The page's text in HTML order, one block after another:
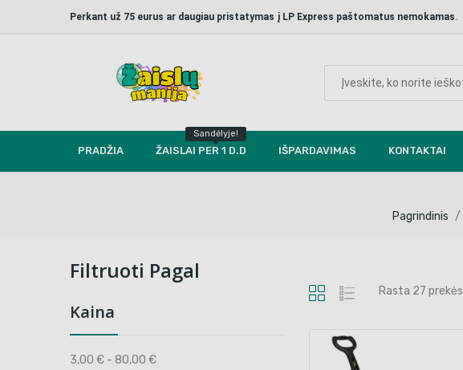
Perkant už 75 eurus ar daugiau pristatymas į LP Express paštomatus nemokamas.
PRADŽIA ŽAISLAI PER 1 D.D
Sandėlyje!
IŠPARDAVIMAS KONTAKTAI
Pagrindinis
Filtruoti Pagal
Kaina
3,00 € - 80,00 €
Rasta 27